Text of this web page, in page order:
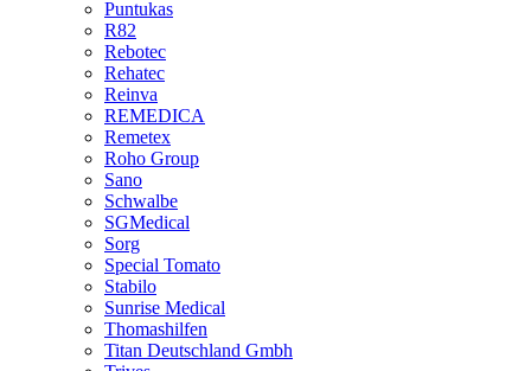
Puntukas
R82
Rebotec
Rehatec
Reinva
REMEDICA
Remetex
Roho Group
Sano
Schwalbe
SGMedical
Sorg
Special Tomato
Stabilo
Sunrise Medical
Thomashilfen
Titan Deutschland Gmbh